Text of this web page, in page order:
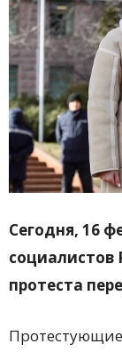
Сегодня, 16
социалистов
протеста